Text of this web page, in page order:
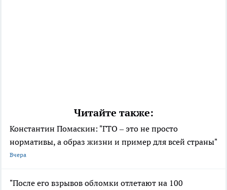
Читайте также:
Константин Помаскин: "ГТО – это не просто
нормативы, а образ жизни и пример для всей страны"
Вчера
"После его взрывов обломки отлетают на 100